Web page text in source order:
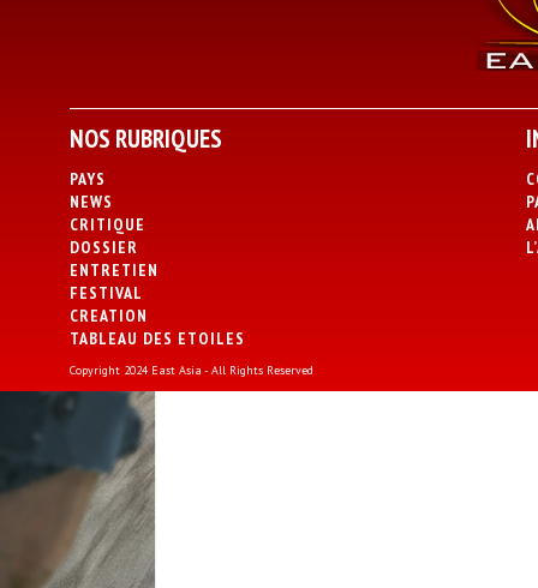
NOS RUBRIQUES
PAYS
NEWS
CRITIQUE
DOSSIER
ENTRETIEN
FESTIVAL
CREATION
TABLEAU DES ETOILES
Copyright 2024 East Asia - All Rights Reserved